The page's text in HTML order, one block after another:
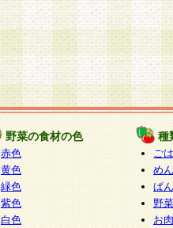
野菜の食材の色
赤色
黄色
緑色
紫色
白色
種
ご
めん
ぱん
野
お